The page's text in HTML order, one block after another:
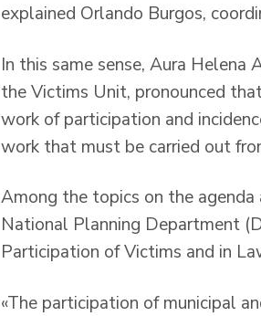
explained Orlando Burgos,
In this same sense, Aura
the Victims Unit, pronounced
work of participation and
work that must be carried out
Among the topics on the
National Planning Department
Participation of Victims and in
«The participation of municipal